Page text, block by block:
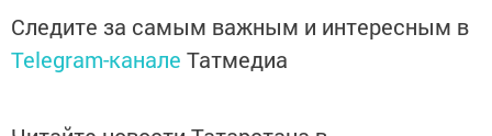
Следите за самым важным и интересным в
Telegram-канале Татмедиа